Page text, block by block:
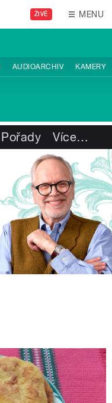
ŽIVĚ MENU
AUDIOARCHIV KAMERY
Pořady Více…